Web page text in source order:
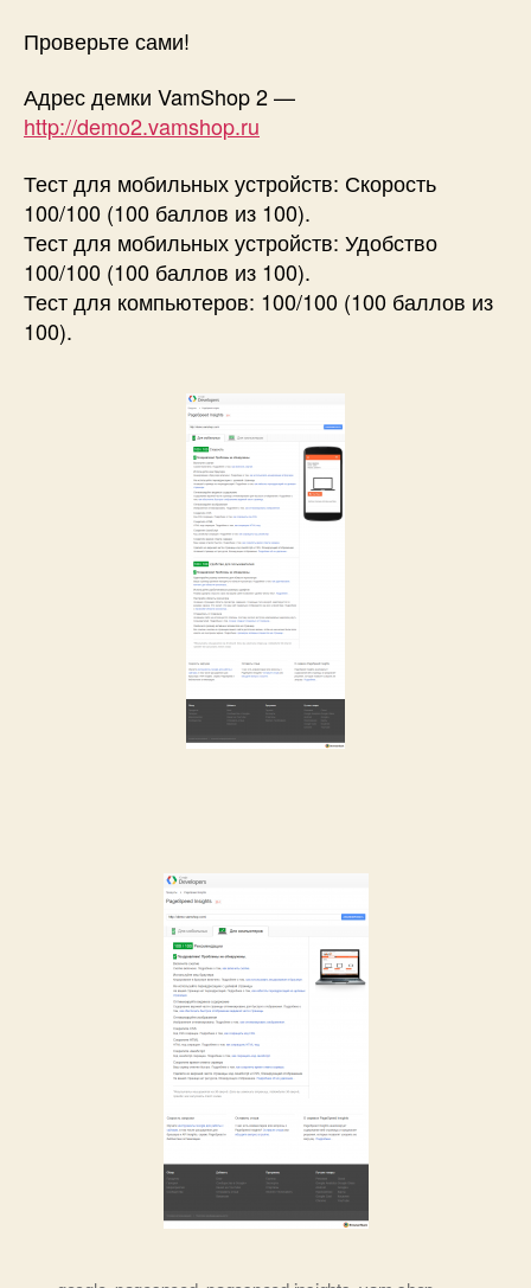
Проверьте сами!
Адрес демки VamShop 2 —
http://demo2.vamshop.ru
Тест для мобильных устройств: Скорость
100/100 (100 баллов из 100).
Тест для мобильных устройств: Удобство
100/100 (100 баллов из 100).
Тест для компьютеров: 100/100 (100 баллов из
100).